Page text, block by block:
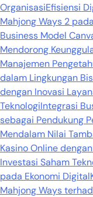
OrganisasiEfisiensi
Mahjong Ways 2
Business Model
Mendorong
Manajemen
dalam Lingkungan
dengan Inovasi
TeknologiIntegrasi
sebagai Pendukung
Mendalam Nilai
Kasino Online
Investasi Saham
pada Ekonomi Digital
Mahjong Ways